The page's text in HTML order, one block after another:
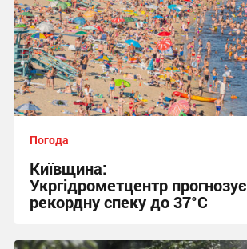
Погода
Київщина:
Укргідрометцентр прогнозує
рекордну спеку до 37°C